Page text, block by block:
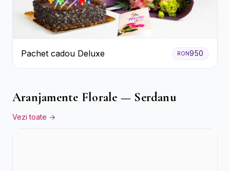
Pachet cadou Deluxe RON950
Aranjamente Florale — Serdanu
Vezi toate →